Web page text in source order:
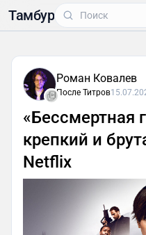
Тамбур
Роман Ковалев
После Титров
«Бессмертная
крепкий и
Netflix